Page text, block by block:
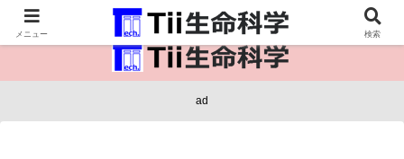
医療保健・生命・生物の情報インフラ。
ad
メニュー 検索